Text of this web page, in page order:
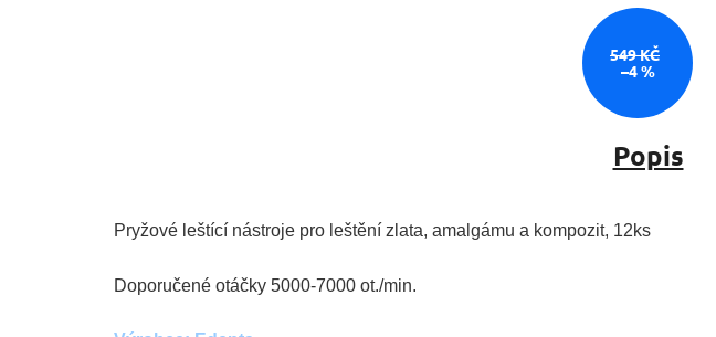
549 KČ
–4 %
Popis
Pryžové leštící nástroje pro leštění zlata, amalgámu a kompozit, 12ks
Doporučené otáčky 5000-7000 ot./min.